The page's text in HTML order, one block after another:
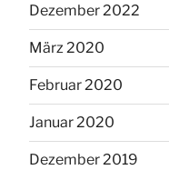
Dezember 2022
März 2020
Februar 2020
Januar 2020
Dezember 2019